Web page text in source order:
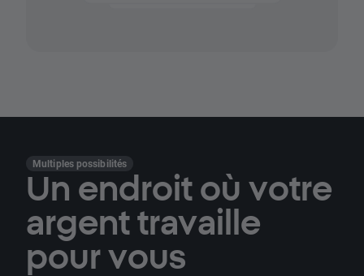
Multiples possibilités
Un endroit où votre
argent travaille
pour vous